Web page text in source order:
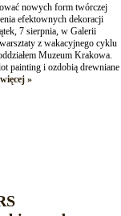
nowych form twórczej
efektownych dekoracji
7 sierpnia, w Galerii
z wakacyjnego cyklu
Muzeum Krakowa.
painting i ozdobią drewniane
»